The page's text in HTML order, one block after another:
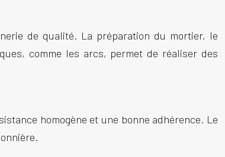
de qualité. La préparation du mortier, le
comme les arcs, permet de réaliser des
homogène et une bonne adhérence. Le